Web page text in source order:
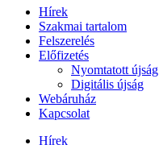
Hírek
Szakmai tartalom
Felszerelés
Előfizetés
Nyomtatott újság
Digitális újság
Webáruház
Kapcsolat
Hírek